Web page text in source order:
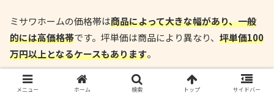
ミサワホームの価格帯は商品によって大きな幅があり、一般
的には高価格帯です。坪単価は商品により異なり、 坪単価100
万円以上となるケースもあります。
たとえば、35坪の2階建ての家を建てる場合、建物価格だけで
メニュー ホーム 検索 トップ サイドバー